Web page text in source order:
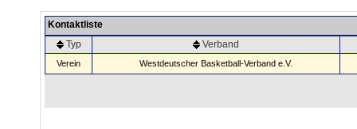
Kontaktliste
Typ
Verband
Verein Westdeutscher Basketball-Verband e.V.